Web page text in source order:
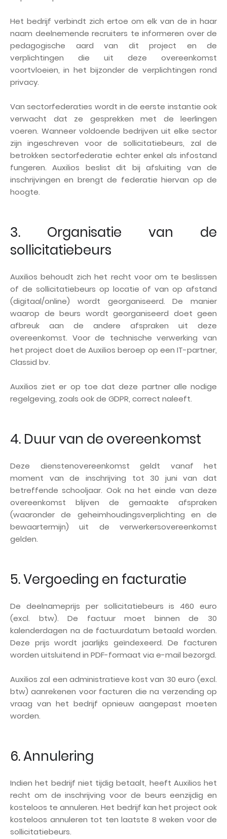
Het bedrijf verbindt zich ertoe om elk van de in haar
naam deelnemende recruiters te informeren over de
pedagogische aard van dit project en de
verplichtingen die uit deze overeenkomst
voortvloeien, in het bijzonder de verplichtingen rond
privacy.
Van sectorfederaties wordt in de eerste instantie ook
verwacht dat ze gesprekken met de leerlingen
voeren. Wanneer voldoende bedrijven uit elke sector
zijn ingeschreven voor de sollicitatiebeurs, zal de
betrokken sectorfederatie echter enkel als infostand
fungeren. Auxilios beslist dit bij afsluiting van de
inschrijvingen en brengt de federatie hiervan op de
hoogte.
3. Organisatie van de
sollicitatiebeurs
Auxilios behoudt zich het recht voor om te beslissen
of de sollicitatiebeurs op locatie of van op afstand
(digitaal/online) wordt georganiseerd. De manier
waarop de beurs wordt georganiseerd doet geen
afbreuk aan de andere afspraken uit deze
overeenkomst. Voor de technische verwerking van
het project doet de Auxilios beroep op een IT-partner,
Classid bv.
Auxilios ziet er op toe dat deze partner alle nodige
regelgeving, zoals ook de GDPR, correct naleeft.
4. Duur van de overeenkomst
Deze dienstenovereenkomst geldt vanaf het
moment van de inschrijving tot 30 juni van dat
betreffende schooljaar. Ook na het einde van deze
overeenkomst blijven de gemaakte afspraken
(waaronder de geheimhoudingsverplichting en de
bewaartermijn) uit de verwerkersovereenkomst
gelden.
5. Vergoeding en facturatie
De deelnameprijs per sollicitatiebeurs is 460 euro
(excl. btw). De factuur moet binnen de 30
kalenderdagen na de factuurdatum betaald worden.
Deze prijs wordt jaarlijks geïndexeerd. De facturen
worden uitsluitend in PDF-formaat via e-mail bezorgd.
Auxilios zal een administratieve kost van 30 euro (excl.
btw) aanrekenen voor facturen die na verzending op
vraag van het bedrijf opnieuw aangepast moeten
worden.
6. Annulering
Indien het bedrijf niet tijdig betaalt, heeft Auxilios het
recht om de inschrijving voor de beurs eenzijdig en
kosteloos te annuleren. Het bedrijf kan het project ook
kosteloos annuleren tot ten laatste 8 weken voor de
sollicitatiebeurs.